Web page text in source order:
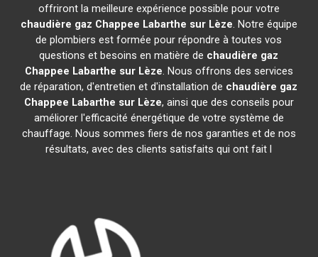
offriront la meilleure expérience possible pour votre
chaudière gaz Chappee Labarthe sur Lèze. Notre équipe
de plombiers est formée pour répondre à toutes vos
questions et besoins en matière de chaudière gaz
Chappee Labarthe sur Lèze. Nous offrons des services
de réparation, d'entretien et d'installation de chaudière gaz
Chappee Labarthe sur Lèze, ainsi que des conseils pour
améliorer l'efficacité énergétique de votre système de
chauffage. Nous sommes fiers de nos garanties et de nos
résultats, avec des clients satisfaits qui ont fait l